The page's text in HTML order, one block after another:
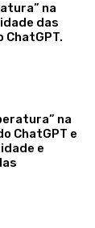
na
das
na
ChatGPT e
e